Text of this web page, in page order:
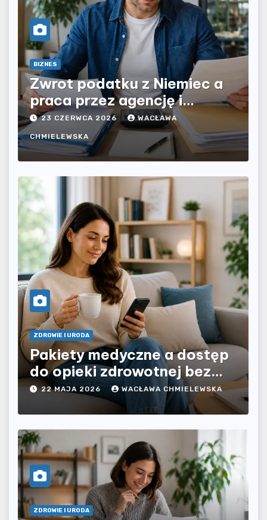
BIZNES
Zwrot podatku z Niemiec a
praca przez agencję i
bezpośrednio u pracodawcy
– jak rozliczyć oba źródła
dochodu?
23 CZERWCA 2026 WACŁAWA
CHMIELEWSKA
ZDROWIE I URODA
Pakiety medyczne a dostęp
do opieki zdrowotnej bez
ograniczeń czasowych – czy
prywatna opieka daje
22 MAJA 2026 WACŁAWA CHMIELEWSKA
ZDROWIE I URODA